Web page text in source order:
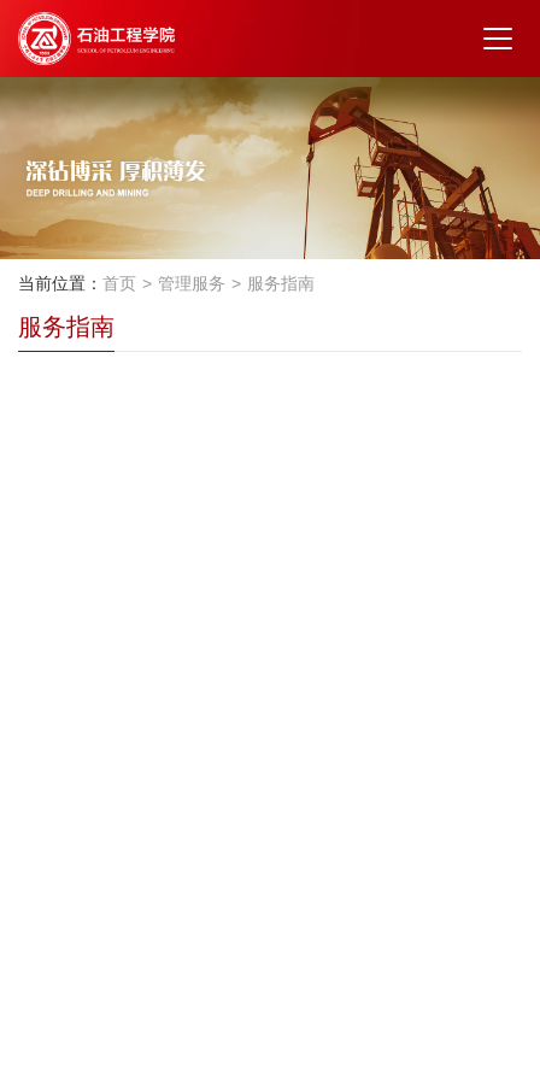
当前位置： 首页 管理服务 服务指南
服务指南